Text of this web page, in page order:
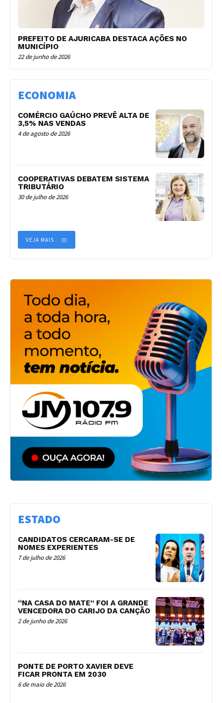
PREFEITO DE AJURICABA DESTACA AÇÕES NO
MUNICÍPIO
22 de junho de 2026
ECONOMIA
COMÉRCIO GAÚCHO PREVÊ ALTA DE
3,5% NAS VENDAS
4 de agosto de 2026
COOPERATIVAS DEBATEM SISTEMA
TRIBUTÁRIO
30 de julho de 2026
VEJA MAIS
ESTADO
CANDIDATOS CERCARAM-SE DE
NOMES EXPERIENTES
7 de julho de 2026
“NA CASA DO MATE” FOI A GRANDE
VENCEDORA DO CARIJO DA CANÇÃO
2 de junho de 2026
PONTE DE PORTO XAVIER DEVE
FICAR PRONTA EM 2030
6 de maio de 2026